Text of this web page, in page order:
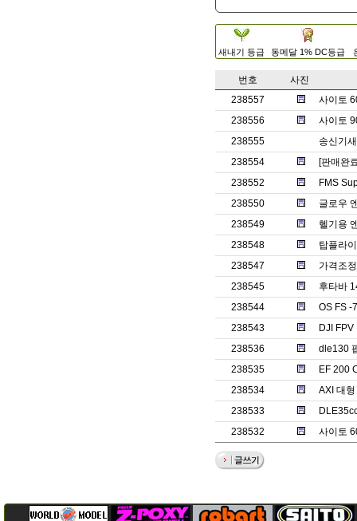
새내기 등급 동메달 1% DC등급
번호
사진
238557
사이토
238556
사이토
238555
송신기
238554
[판매완
238552
FMS
238550
글로우
238549
헬기용
238548
탑플라
238547
가격조
238545
후타바
238544
OS FS -
238543
DJI
238536
dle130
238535
EF 200
238534
AXI 대
238533
238532
사이토